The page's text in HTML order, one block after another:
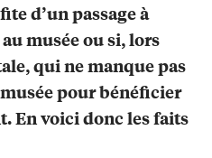
d’un passage à
musée ou si, lors
qui ne manque pas
pour bénéficier
En voici donc les faits